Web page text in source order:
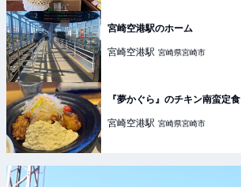
宮崎空港駅のホーム
宮崎空港駅 宮崎県宮崎市
『夢かぐら』のチキン南蛮定食
宮崎空港駅 宮崎県宮崎市